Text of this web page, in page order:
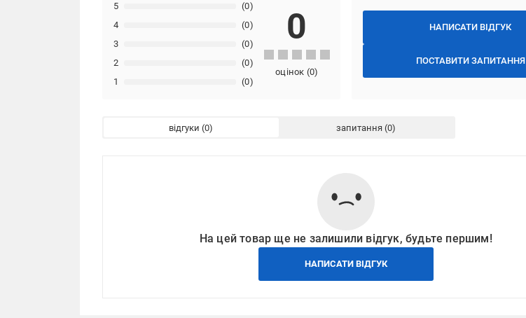
НАПИСАТИ ВІДГУК
ПОСТАВИТИ ЗАПИТАННЯ
1 (0)
2 (0)
3 (0)
4 (0)
5 (0)
0
оцінок (0)
відгуки запитання
На цей товар ще не залишили відгук, будьте першим!
НАПИСАТИ ВІДГУК